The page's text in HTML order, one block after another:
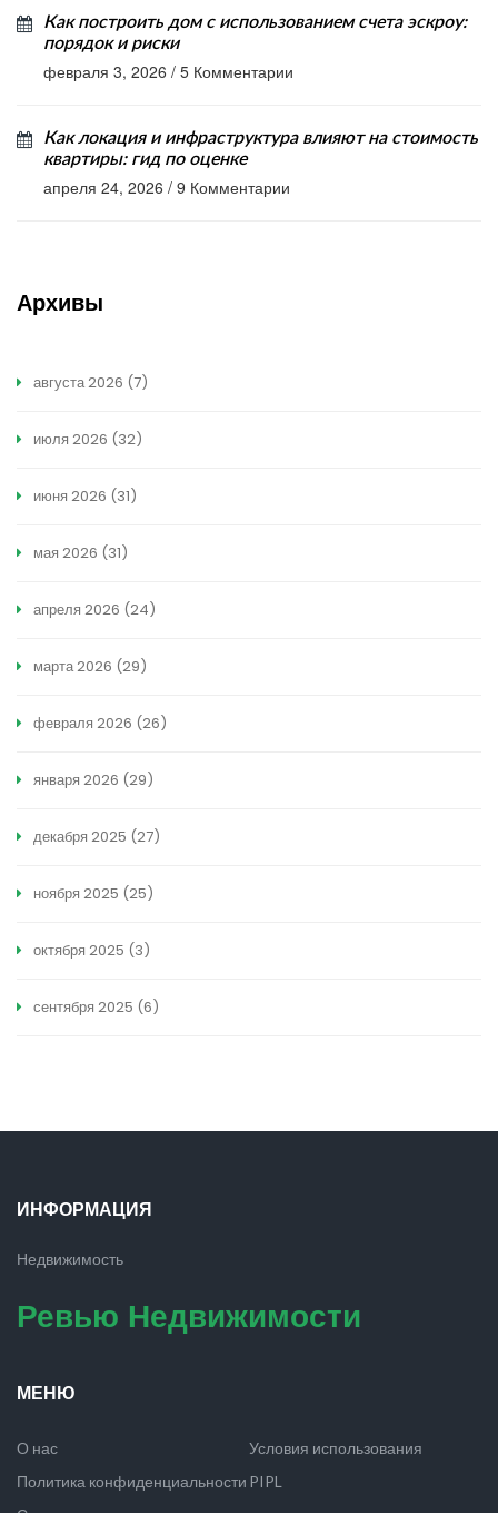
Как построить дом с использованием счета эскроу:
порядок и риски
февраля 3, 2026 / 5 Комментарии
Как локация и инфраструктура влияют на стоимость
квартиры: гид по оценке
апреля 24, 2026 / 9 Комментарии
Архивы
августа 2026 (7)
июля 2026 (32)
июня 2026 (31)
мая 2026 (31)
апреля 2026 (24)
марта 2026 (29)
февраля 2026 (26)
января 2026 (29)
декабря 2025 (27)
ноября 2025 (25)
октября 2025 (3)
сентября 2025 (6)
ИНФОРМАЦИЯ
Недвижимость
Ревью Недвижимости
МЕНЮ
О нас
Условия использования
Политика конфиденциальности PIPL